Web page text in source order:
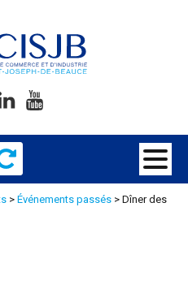
> Événements passés > Dîner des